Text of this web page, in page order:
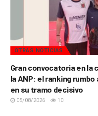
OTRAS NOTICIAS
Gran convocatoria en la
la ANP: el ranking
en su tramo decisivo
05/08/2026 10